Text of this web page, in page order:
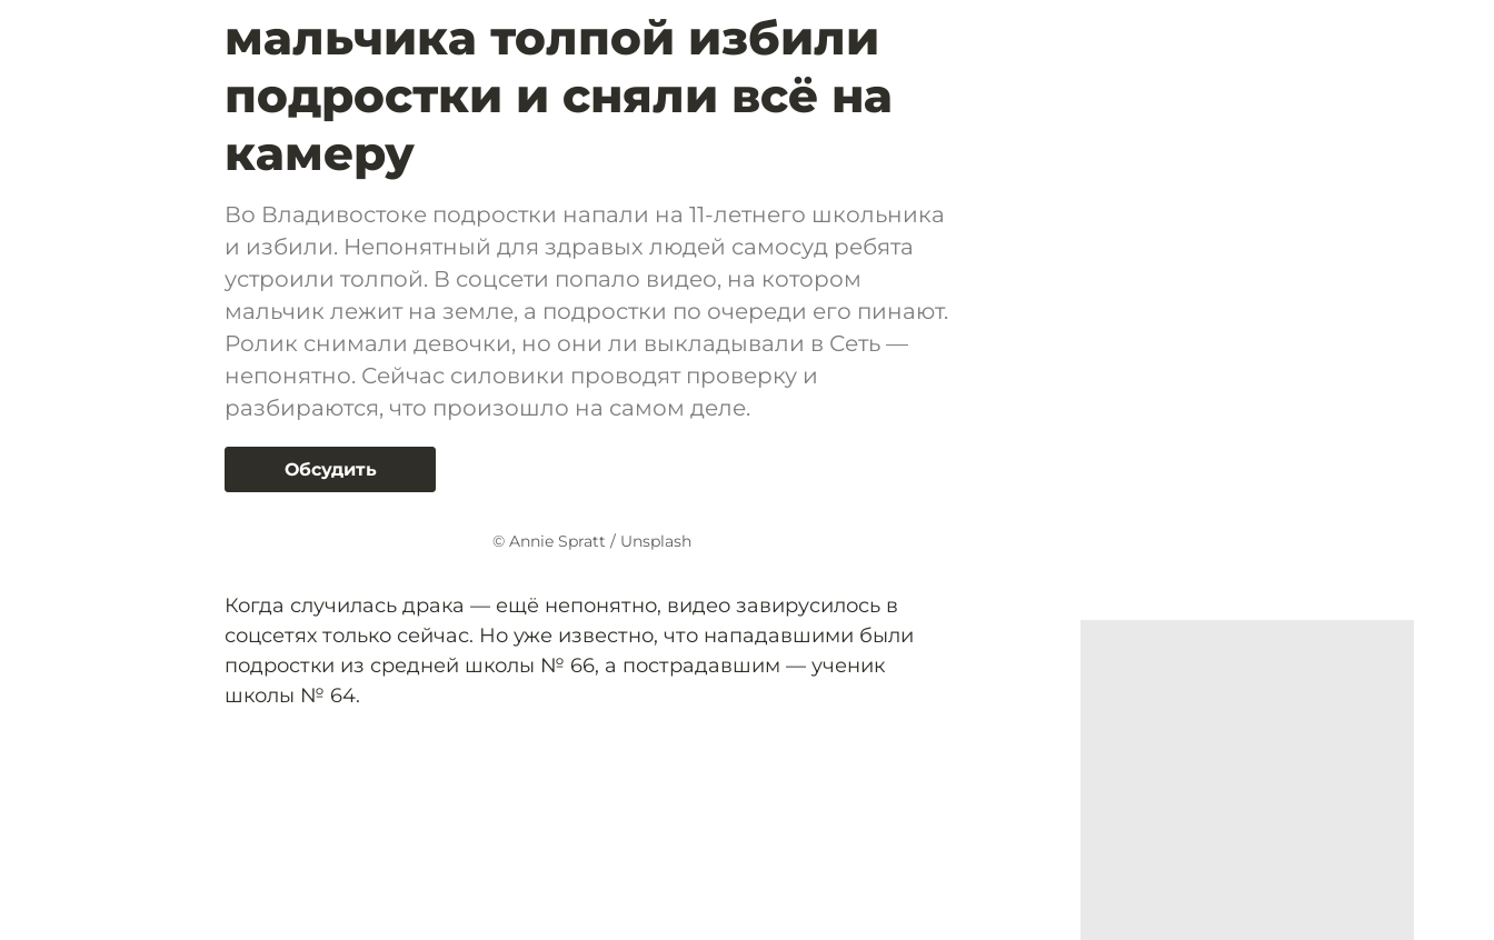
мальчика толпой избили
подростки и сняли всё на
камеру
Во Владивостоке подростки напали на 11-летнего школьника
и избили. Непонятный для здравых людей самосуд ребята
устроили толпой. В соцсети попало видео, на котором
мальчик лежит на земле, а подростки по очереди его пинают.
Ролик снимали девочки, но они ли выкладывали в Сеть —
непонятно. Сейчас силовики проводят проверку и
разбираются, что произошло на самом деле.
Обсудить
© Annie Spratt / Unsplash
Когда случилась драка — ещё непонятно, видео завирусилось в
соцсетях только сейчас. Но уже известно, что нападавшими были
подростки из средней школы № 66, а пострадавшим — ученик
школы № 64.